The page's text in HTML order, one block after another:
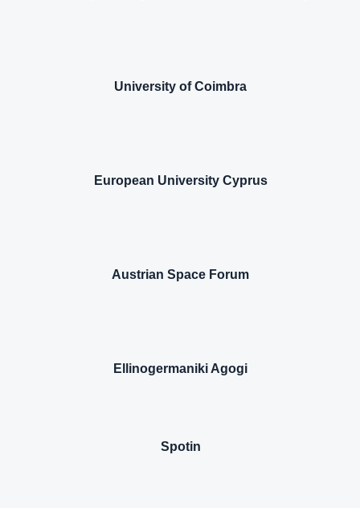
University of Coimbra
European University Cyprus
Austrian Space Forum
Ellinogermaniki Agogi
Spotin